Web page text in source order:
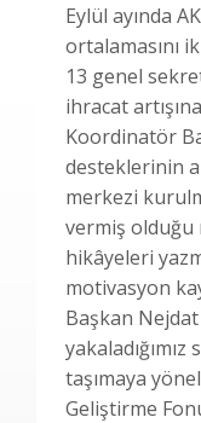
Eylül ayında
ortalamasını
13 genel
ihracat
Koordinatör
desteklerinin
merkezi
vermiş olduğu
hikâyeleri
motivasyon
Başkan Nejdat
taşımaya
Geliştirme